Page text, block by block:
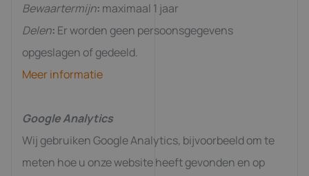
Bewaartermijn: maximaal 1 jaar
Delen: Er worden geen persoonsgegevens
opgeslagen of gedeeld.
Meer informatie
Google Analytics
Wij gebruiken Google Analytics, bijvoorbeeld om te
meten hoe u onze website heeft gevonden en op